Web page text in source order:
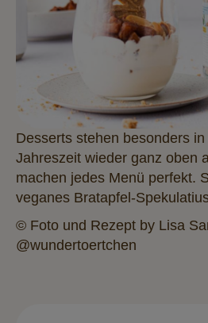
Desserts stehen besonders
Jahreszeit wieder ganz oben
machen jedes Menü perfekt.
veganes Bratapfel-
© Foto und Rezept by Lisa
@wundertoertchen